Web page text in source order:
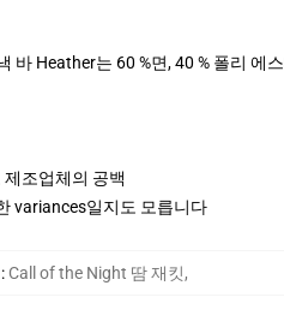
바 Heather는 60 %면, 40 % 폴리 에
조업체의 공백
variances일지도 모릅니다
: Call of the Night 땀 재킷,